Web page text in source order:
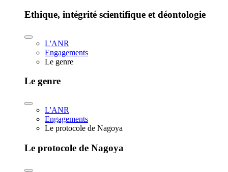
Ethique, intégrité scientifique et déontologie
L'ANR
Engagements
Le genre
Le genre
L'ANR
Engagements
Le protocole de Nagoya
Le protocole de Nagoya